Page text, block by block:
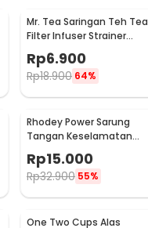
Mr. Tea Saringan Teh Tea
Filter Infuser Strainer
Chilling Man Silicon - MR03
Rp6.900
Rp18.900 64%
Rhodey Power Sarung
Tangan Keselamatan
EN388
Rp15.000
Rp32.900 55%
One Two Cups Alas